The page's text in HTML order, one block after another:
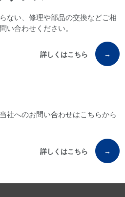
ない、修理や部品の交換などご相
い合わせください。
詳しくはこちら →
社へのお問い合わせはこちらから
詳しくはこちら →